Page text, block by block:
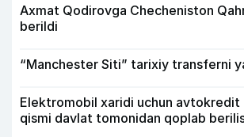
Axmat Qodirovga Checheniston
berildi
“Manchester Siti” tarixiy transferni
Elektromobil xaridi uchun
qismi davlat tomonidan qoplab